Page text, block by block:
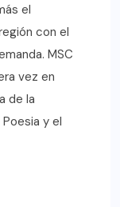
el
con el
MSC
vez en
de la
y el